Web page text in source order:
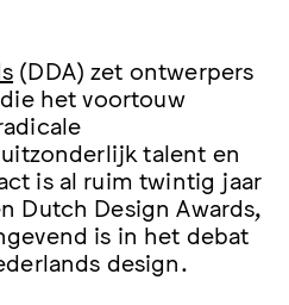
(DDA) zet ontwerpers
het voortouw
talent en
is al ruim twintig jaar
Dutch Design Awards,
is in het debat
design.